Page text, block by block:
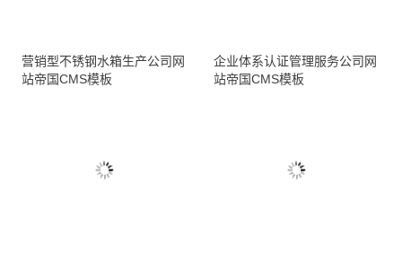
营销型不锈钢水箱生产公司网
站帝国CMS模板
企业体系认证管理服务公司网
站帝国CMS模板